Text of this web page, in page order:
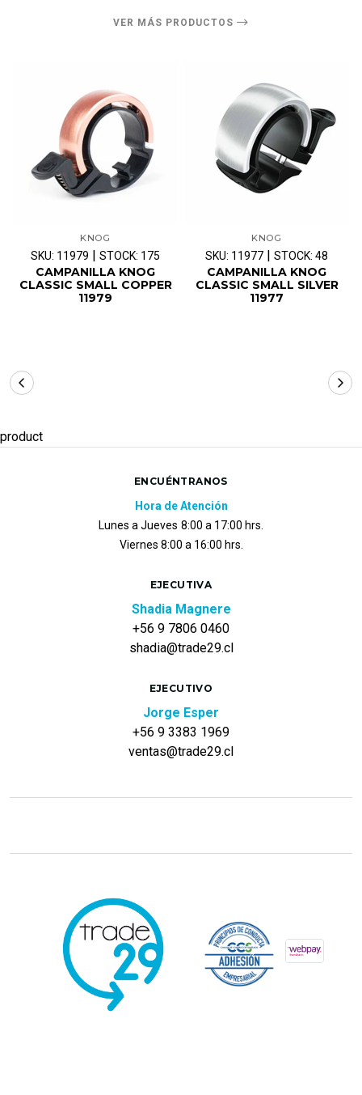
VER MÁS PRODUCTOS
KNOG
SKU: 11979 | STOCK: 175
CAMPANILLA KNOG
CLASSIC SMALL COPPER
11979
KNOG
SKU: 11977 | STOCK: 48
CAMPANILLA KNOG
CLASSIC SMALL SILVER
11977
product
ENCUÉNTRANOS
Hora de Atención
Lunes a Jueves 8:00 a 17:00 hrs.
Viernes 8:00 a 16:00 hrs.
EJECUTIVA
Shadia Magnere
+56 9 7806 0460
shadia@trade29.cl
EJECUTIVO
Jorge Esper
+56 9 3383 1969
ventas@trade29.cl